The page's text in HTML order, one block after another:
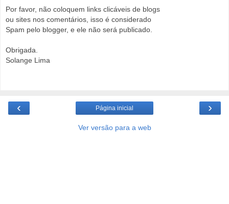
Por favor, não coloquem links clicáveis de blogs
ou sites nos comentários, isso é considerado
Spam pelo blogger, e ele não será publicado.
Obrigada.
Solange Lima
‹ ›
Página inicial
Ver versão para a web